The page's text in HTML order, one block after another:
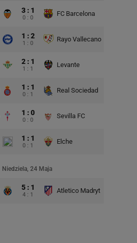
3 : 1
0 : 0
FC Barcelona
1 : 2
1 : 0
Rayo Vallecano
2 : 1
1 : 1
Levante
1 : 1
0 : 1
Real Sociedad
1 : 0
0 : 0
Sevilla FC
1 : 1
0 : 1
Elche
Niedziela, 24 Maja
5 : 1
4 : 1
Atletico Madryt